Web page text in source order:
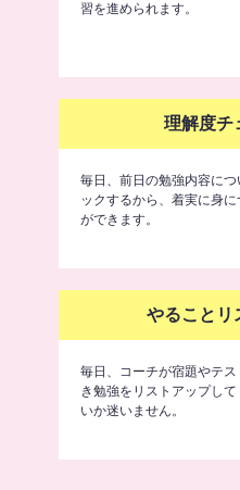
習を進められます。
理解度チ
毎日、前日の勉強内容に
ックするから、着実に身
ができます。
やることリ
毎日、コーチが宿題やテ
き勉強をリストアップし
いか迷いません。